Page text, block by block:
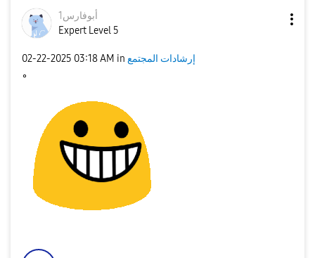
أبوفارس1
Expert Level 5
‎02-22-2025 03:18 AM in إرشادات المجتمع